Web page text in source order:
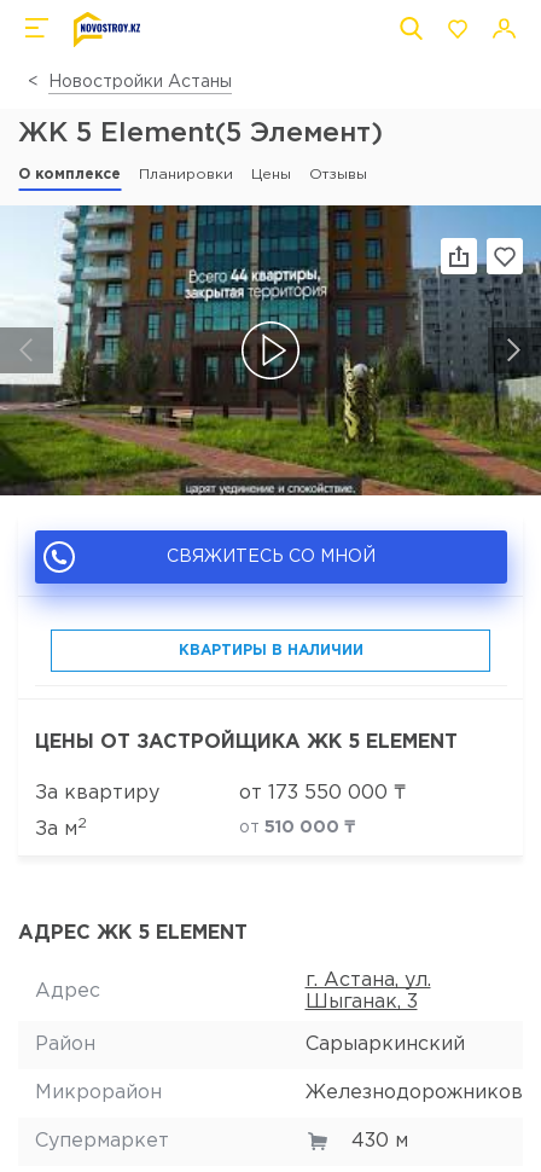
Новостройки Астаны
ЖК 5 Element(5 Элемент)
О комплексе Планировки Цены Отзывы
СВЯЖИТЕСЬ СО МНОЙ
КВАРТИРЫ В НАЛИЧИИ
ЦЕНЫ ОТ ЗАСТРОЙЩИКА ЖК 5 ELEMENT
За квартиру от 173 550 000 ₸
За м2 от 510 000 ₸
АДРЕС ЖК 5 ELEMENT
Адрес
г. Астана, ул.
Шыганак, 3
Район Сарыаркинский
Микрорайон Железнодорожников
Супермаркет 430 м